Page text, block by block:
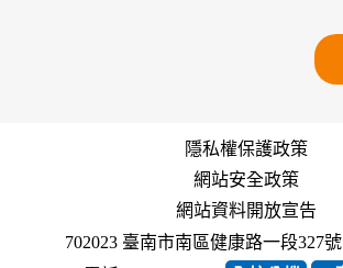
隱私權保護政策
網站安全政策
網站資料開放宣告
702023 臺南市南區健康路一段327號